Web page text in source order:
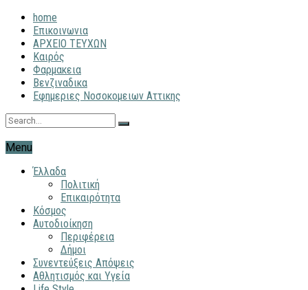
home
Επικοινωνια
ΑΡΧΕΙΟ ΤΕΥΧΩΝ
Καιρός
Φαρμακεια
Βενζιναδικα
Εφημεριες Νοσοκομειων Αττικης
Menu
Έλλαδα
Πολιτική
Επικαιρότητα
Κόσμος
Αυτοδιοίκηση
Περιφέρεια
Δήμοι
Συνεντεύξεις Απόψεις
Αθλητισμός και Υγεία